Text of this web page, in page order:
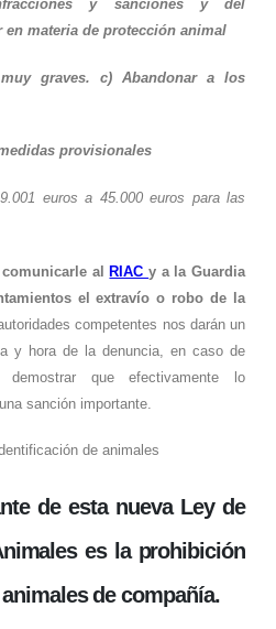
y sanciones y del
materia de protección animal
graves. c) Abandonar a los
provisionales
euros a 45.000 euros para las
comunicarle alRIACy a la Guardia
el extravío o robo de la
competentes nos darán un
y hora de la denuncia, en caso de
que efectivamente lo
sanción importante.
de esta nueva Ley de
es la prohibición
de compañía.